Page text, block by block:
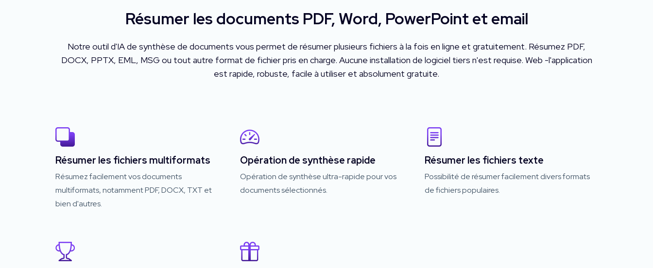
Résumer les documents PDF, Word, PowerPoint et email
Notre outil d'IA de synthèse de documents vous permet de résumer plusieurs fichiers à la fois en ligne et gratuitement. Résumez PDF,
DOCX, PPTX, EML, MSG ou tout autre format de fichier pris en charge. Aucune installation de logiciel tiers n'est requise. Web -l'application
est rapide, robuste, facile à utiliser et absolument gratuite.
Résumer les fichiers multiformats
Résumez facilement vos documents
multiformats, notamment PDF, DOCX, TXT et
bien d'autres.
Opération de synthèse rapide
Opération de synthèse ultra-rapide pour vos
documents sélectionnés.
Résumer les fichiers texte
Possibilité de résumer facilement divers formats
de fichiers populaires.